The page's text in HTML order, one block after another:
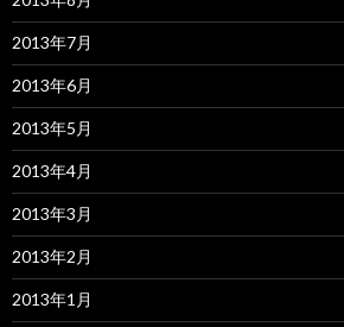
2013年7月
2013年6月
2013年5月
2013年4月
2013年3月
2013年2月
2013年1月